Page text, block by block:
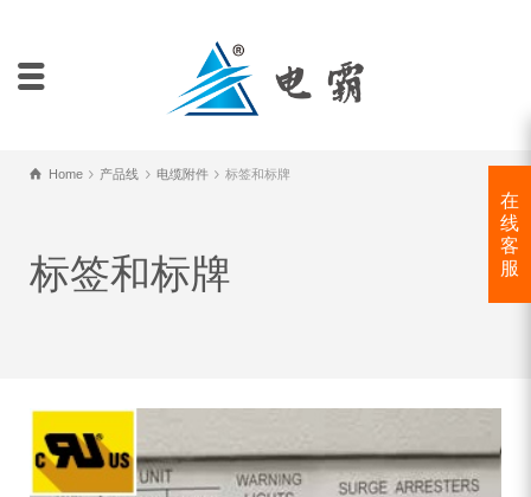
Home 产品线 电缆附件 标签和标牌
标签和标牌
在
线
客
服